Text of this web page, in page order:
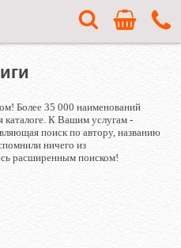
Более 35 000 наименований
К Вашим услугам -
поиск по автору, названию
ничего из
расширенным поиском!